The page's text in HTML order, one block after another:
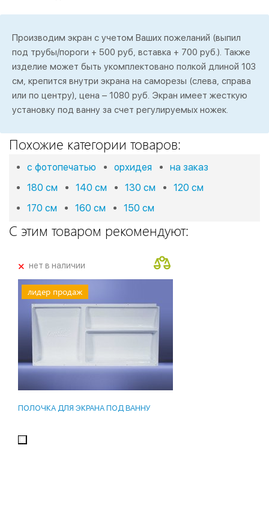
Производим экран с учетом Ваших пожеланий (выпил
под трубы/пороги + 500 руб, вставка + 700 руб.). Также
изделие может быть укомплектовано полкой длиной 103
см, крепится внутри экрана на саморезы (слева, справа
или по центру), цена – 1080 руб. Экран имеет жесткую
установку под ванну за счет регулируемых ножек.
Похожие категории товаров:
с фотопечатью орхидея
на заказ
180 см
140 см 130 см
120 см
170 см
160 см 150 см
С этим товаром рекомендуют:
+нет в наличии
лидер продаж
ПОЛОЧКА ДЛЯ ЭКРАНА ПОД ВАННУ